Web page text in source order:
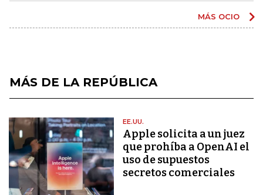
MÁS OCIO
MÁS DE LA REPÚBLICA
EE.UU.
Apple solicita a un juez
que prohíba a OpenAI el
uso de supuestos
secretos comerciales